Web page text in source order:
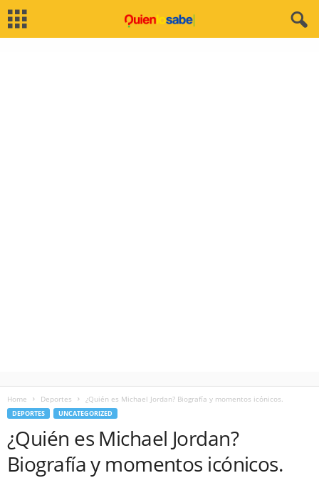
Home Deportes ¿Quién es Michael Jordan? Biografía y momentos icónicos.
DEPORTES UNCATEGORIZED
¿Quién es Michael Jordan?
Biografía y momentos icónicos.